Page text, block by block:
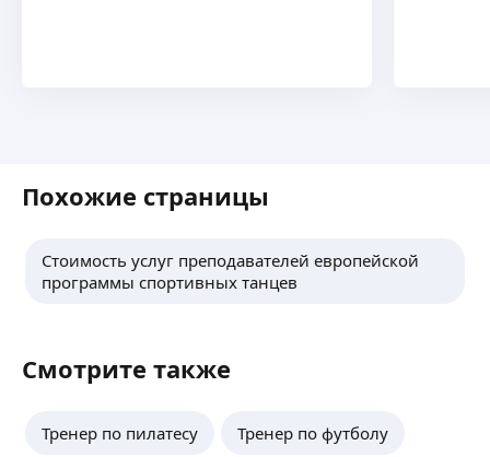
Похожие страницы
Стоимость услуг преподавателей европейской
программы спортивных танцев
Смотрите также
Тренер по пилатесу Тренер по футболу